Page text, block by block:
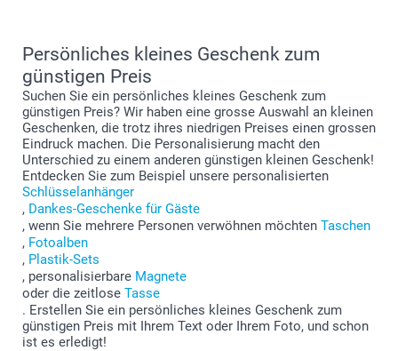
Persönliches kleines Geschenk zum
günstigen Preis
Suchen Sie ein persönliches kleines Geschenk zum
günstigen Preis? Wir haben eine grosse Auswahl an kleinen
Geschenken, die trotz ihres niedrigen Preises einen grossen
Eindruck machen. Die Personalisierung macht den
Unterschied zu einem anderen günstigen kleinen Geschenk!
Entdecken Sie zum Beispiel unsere personalisierten
Schlüsselanhänger
, Dankes-Geschenke für Gäste
, wenn Sie mehrere Personen verwöhnen möchten Taschen
, Fotoalben
, Plastik-Sets
, personalisierbare Magnete
oder die zeitlose Tasse
. Erstellen Sie ein persönliches kleines Geschenk zum
günstigen Preis mit Ihrem Text oder Ihrem Foto, und schon
ist es erledigt!